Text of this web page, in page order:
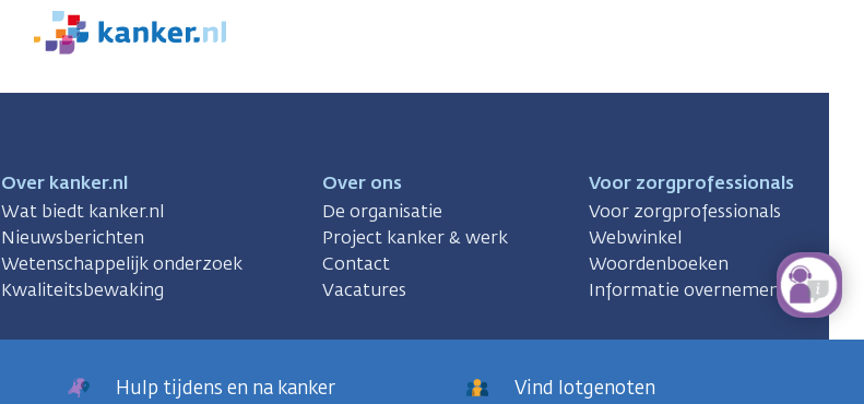
Hulp tijdens en na kanker Vind lotgenoten
We
er
Over kanker.nl
Wat biedt kanker.nl
Nieuwsberichten
Wetenschappelijk onderzoek
Kwaliteitsbewaking
Over ons
De organisatie
Project kanker & werk
Contact
Vacatures
Voor zorgprofessionals
Voor zorgprofessionals
Webwinkel
Woordenboeken
Informatie overnemen